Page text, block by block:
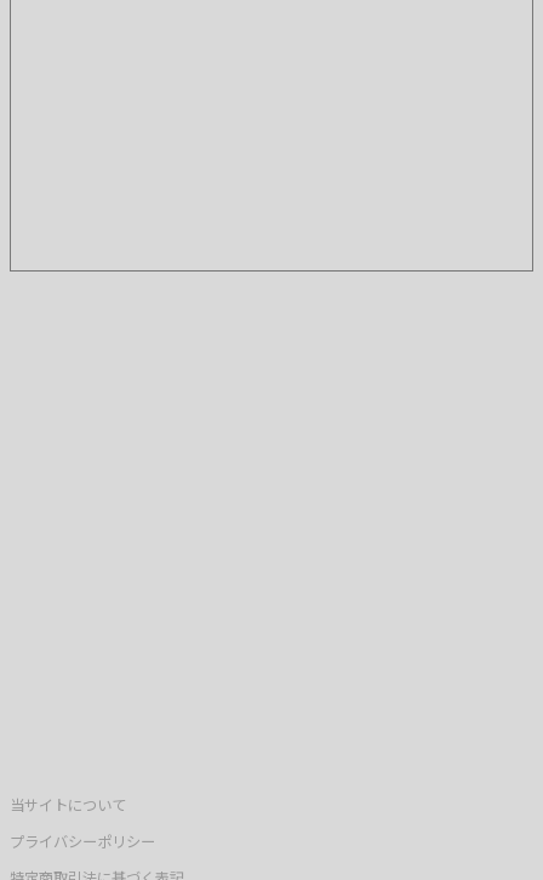
当サイトについて
プライバシーポリシー